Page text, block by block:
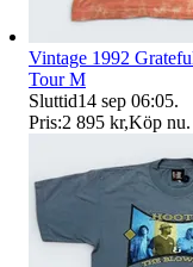
Vintage 1992
Tour M
Sluttid14 sep 06:05.
Pris:2 895 kr,Köp nu.